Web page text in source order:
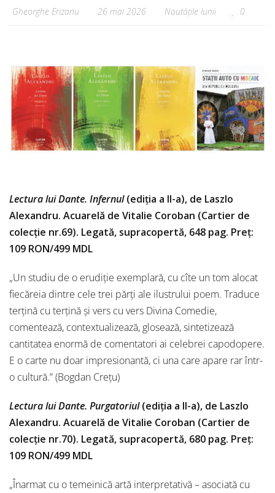
Gheorghe Erizanu 26 mai 2026 Noutățile lunii 0
Lectura lui Dante. Infernul(ediția a II-a), de Laszlo
Alexandru. Acuarelă de Vitalie Coroban (Cartier de
colecție nr.69). Legată, supracopertă, 648 pag. Preț:
109 RON/499 MDL
„Un studiu de o erudiție exemplară, cu cîte un tom alocat
fiecăreia dintre cele trei părți ale ilustrului poem. Traduce
terțină cu terțină și vers cu vers Divina Comedie,
comentează, contextualizează, glosează, sintetizează
cantitatea enormă de comentatori ai celebrei capodopere.
E o carte nu doar impresionantă, ci una care apare rar într-
o cultură.” (Bogdan Crețu)
Lectura lui Dante. Purgatoriul(ediția a II-a), de Laszlo
Alexandru. Acuarelă de Vitalie Coroban (Cartier de
colecție nr.70). Legată, supracopertă, 680 pag. Preț:
109 RON/499 MDL
„Înarmat cu o temeinică artă interpretativă – asociată cu